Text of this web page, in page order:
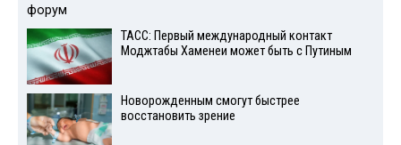
ТАСС: Первый международный контакт
Моджтабы Хаменеи может быть с Путиным
Новорожденным смогут быстрее
восстановить зрение